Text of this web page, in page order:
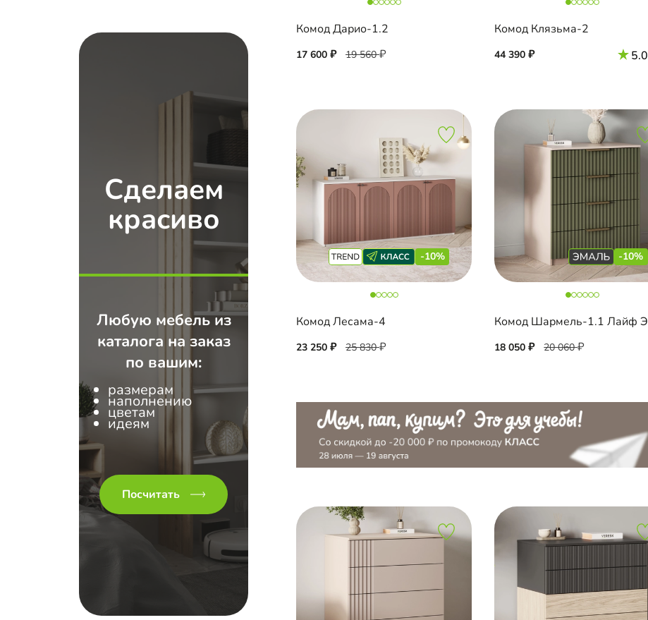
Сделаем
красиво
Любую мебель из
каталога на заказ
по вашим:
размерам
наполнению
цветам
идеям
Посчитать
Комод Дарио-1.2
17 600 19 560
Комод Клязьма-2
44 390 5.0
-10%
Комод Лесама-4
23 250 25 830
-10%
18 050 20 060